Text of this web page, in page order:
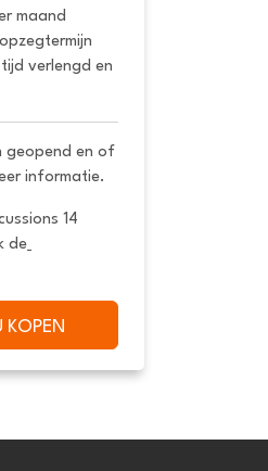
maand
verlengd en
geopend en of
informatie.
14
de
KOPEN